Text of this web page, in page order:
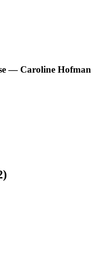
— Caroline Hofman